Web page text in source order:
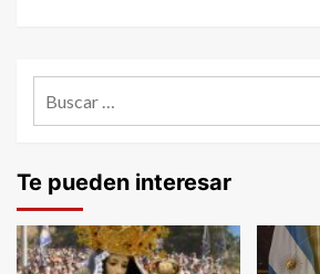
Te pueden interesar